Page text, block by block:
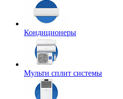
Кондиционеры
Мульти сплит системы